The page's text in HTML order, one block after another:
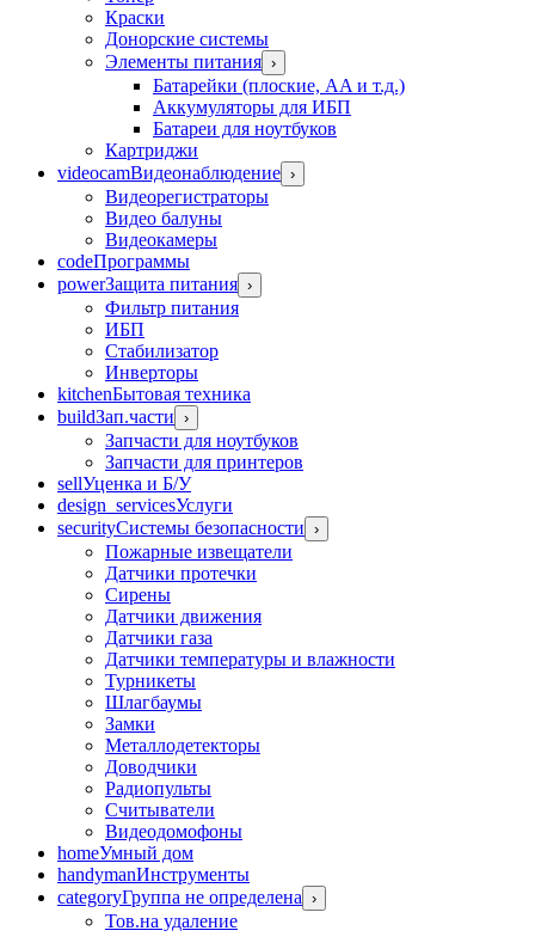
Краски
Донорские системы
Элементы питания ›
Батарейки (плоские, AA и т.д.)
Аккумуляторы для ИБП
Батареи для ноутбуков
Картриджи
videocamВидеонаблюдение ›
Видеорегистраторы
Видео балуны
Видеокамеры
codeПрограммы
powerЗащита питания ›
Фильтр питания
ИБП
Стабилизатор
Инверторы
kitchenБытовая техника
buildЗап.части ›
Запчасти для ноутбуков
Запчасти для принтеров
sellУценка и Б/У
design_servicesУслуги
securityСистемы безопасности ›
Пожарные извещатели
Датчики протечки
Сирены
Датчики движения
Датчики газа
Датчики температуры и влажности
Турникеты
Шлагбаумы
Замки
Металлодетекторы
Доводчики
Радиопульты
Считыватели
Видеодомофоны
homeУмный дом
handymanИнструменты
categoryГруппа не определена ›
Тов.на удаление